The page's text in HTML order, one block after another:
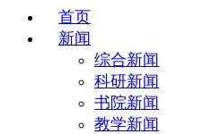
首页
新闻
综合新闻
科研新闻
书院新闻
教学新闻